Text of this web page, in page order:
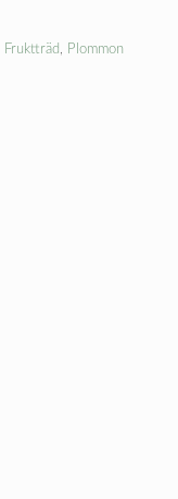
Fruktträd, Plommon